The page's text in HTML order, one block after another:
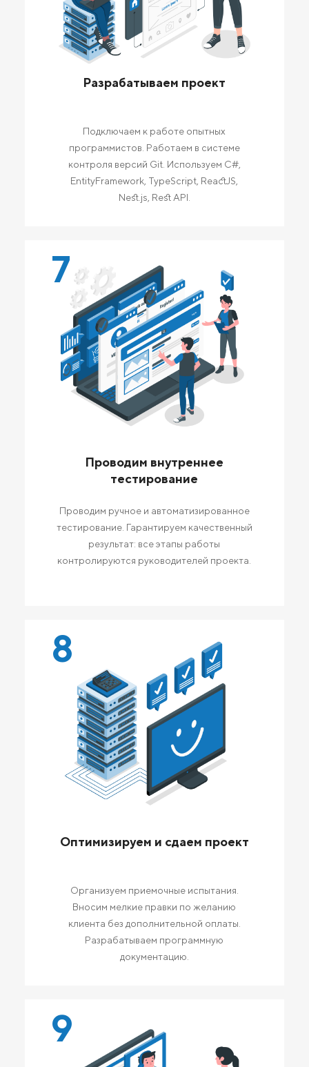
Разрабатываем проект
Подключаем к работе опытных
программистов. Работаем в системе
контроля версий Git. Используем C#,
EntityFramework, TypeScript, ReactJS,
Nest.js, Rest API.
7
Проводим внутреннее
тестирование
Проводим ручное и автоматизированное
тестирование. Гарантируем качественный
результат: все этапы работы
контролируются руководителей проекта.
8
Оптимизируем и сдаем проект
Организуем приемочные испытания.
Вносим мелкие правки по желанию
клиента без дополнительной оплаты.
Разрабатываем программную
документацию.
9